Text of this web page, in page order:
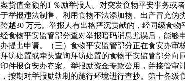
货值金额的1 ％励举报人。对突发食物平安事务
举报违法制售、利用食物不法添加物、出产冒充
越30 万元。举报人有出格严沉贡献的，经同级食
食物平安监管部分查对举报暗码消息尤误后，能
提出申请。（三）食物平安监管部分正在食安办
访处置或牵头查询拜访处置的食物平安监管部分
件报食安办存案。举报励资金专款公用，并接管
按期对举报励轨制的施行环境进行查抄。第十各